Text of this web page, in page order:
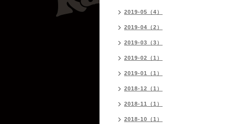
2019-05（4）
2019-04（2）
2019-03（3）
2019-02（1）
2019-01（1）
2018-12（1）
2018-11（1）
2018-10（1）